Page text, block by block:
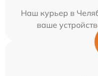
Наш курьер в
ваше